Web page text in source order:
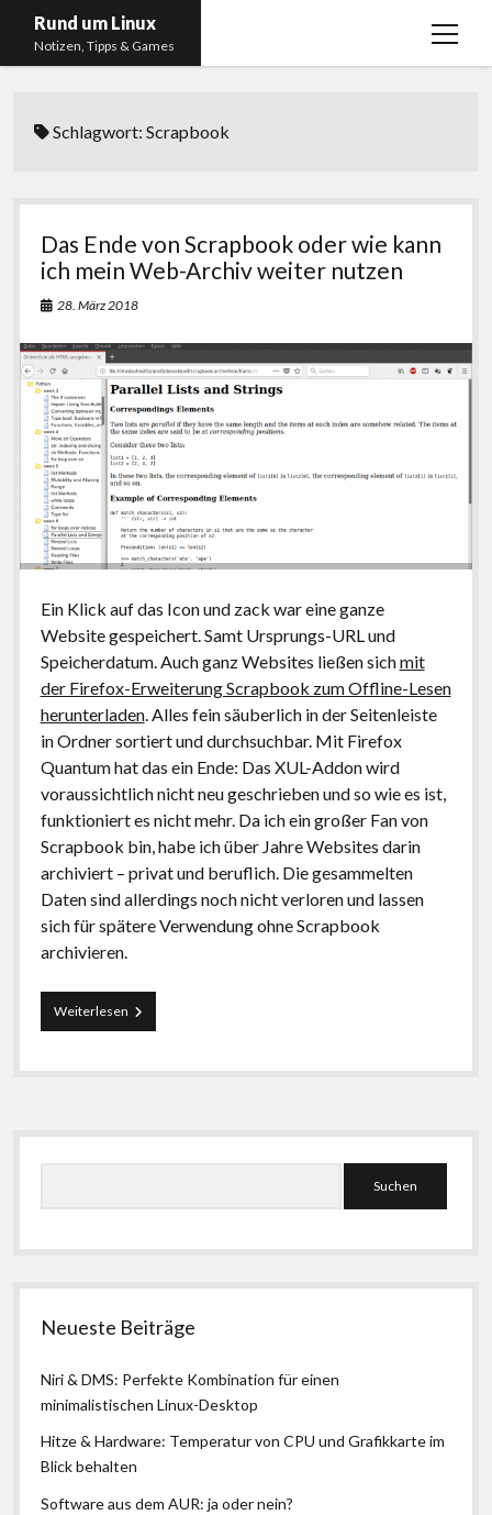
Rund um Linux
Notizen, Tipps & Games
Menü
Linux
About
Impressum
Datenschutzerklärung
twitterinstagram
youtubetwitch
Schlagwort:Scrapbook
Das Ende von Scrapbook oder wie kann
ich mein Web-Archiv weiter nutzen
28. März 2018
Ein Klick auf das Icon und zack war eine ganze
Website gespeichert. Samt Ursprungs-URL und
Speicherdatum. Auch ganz Websites ließen sichmit
der Firefox-Erweiterung Scrapbook zum Offline-Lesen
herunterladen. Alles fein säuberlich in der Seitenleiste
in Ordner sortiert und durchsuchbar. Mit Firefox
Quantum hat das ein Ende: Das XUL-Addon wird
voraussichtlich nicht neu geschrieben und so wie es ist,
funktioniert es nicht mehr. Da ich ein großer Fan von
Scrapbook bin, habe ich über Jahre Websites darin
archiviert – privat und beruflich. Die gesammelten
Daten sind allerdings noch nicht verloren und lassen
sich für spätere Verwendung ohne Scrapbook
archivieren.
WeiterlesenDas
Ende
Scrapbook
mein
Archiv
nutzen
Seitenleiste
Neueste Beiträge
Niri & DMS: Perfekte Kombination für einen
minimalistischen Linux-Desktop
Hitze & Hardware: Temperatur von CPU und Grafikkarte im
Blick behalten
Software aus dem AUR: ja oder nein?